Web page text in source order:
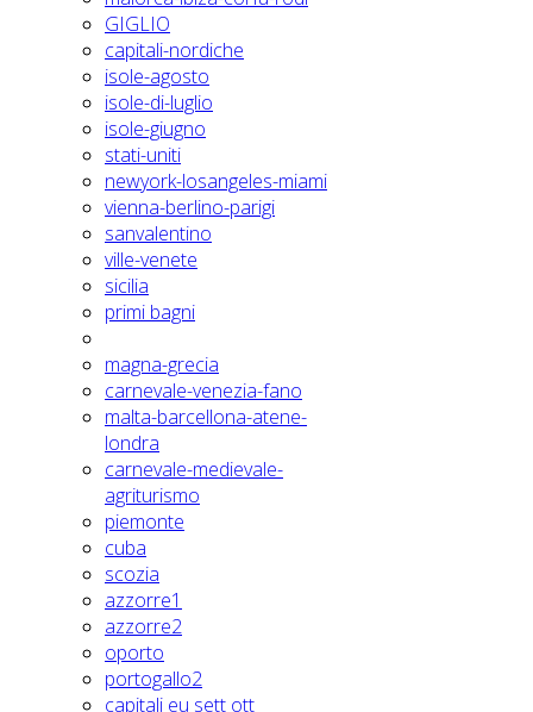
GIGLIO
capitali-nordiche
isole-agosto
isole-di-luglio
isole-giugno
stati-uniti
newyork-losangeles-miami
vienna-berlino-parigi
sanvalentino
ville-venete
sicilia
primi bagni
magna-grecia
carnevale-venezia-fano
malta-barcellona-atene-
londra
carnevale-medievale-
agriturismo
piemonte
cuba
scozia
azzorre1
azzorre2
oporto
portogallo2
capitali eu sett ott